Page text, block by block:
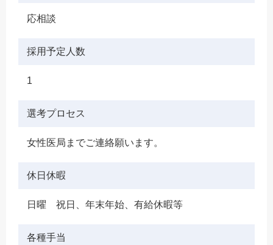
応相談
採用予定人数
1
選考プロセス
女性医局までご連絡願います。
休日休暇
日曜 祝日、年末年始、有給休暇等
各種手当